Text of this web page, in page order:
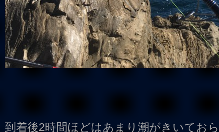
到着後2時間ほどはあまり潮がきいてお